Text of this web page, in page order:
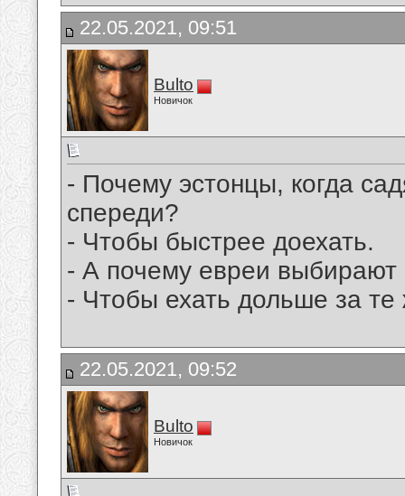
22.05.2021, 09:51
Bulto
Новичок
- Почему эстонцы, когда
спереди?
- Чтобы быстрее доехать.
- А почему евреи выбирают
- Чтобы ехать дольше за те
22.05.2021, 09:52
Bulto
Новичок